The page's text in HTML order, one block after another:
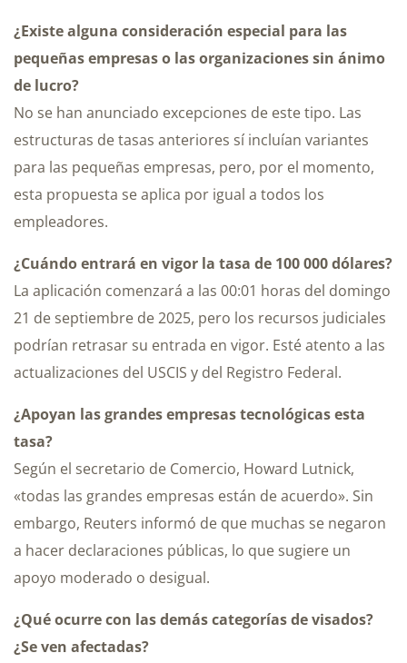
¿Existe alguna consideración especial para las
pequeñas empresas o las organizaciones sin ánimo
de lucro?
No se han anunciado excepciones de este tipo. Las
estructuras de tasas anteriores sí incluían variantes
para las pequeñas empresas, pero, por el momento,
esta propuesta se aplica por igual a todos los
empleadores.
¿Cuándo entrará en vigor la tasa de 100 000 dólares?
La aplicación comenzará a las 00:01 horas del domingo
21 de septiembre de 2025, pero los recursos judiciales
podrían retrasar su entrada en vigor. Esté atento a las
actualizaciones del USCIS y del Registro Federal.
¿Apoyan las grandes empresas tecnológicas esta
tasa?
Según el secretario de Comercio, Howard Lutnick,
«todas las grandes empresas están de acuerdo». Sin
embargo, Reuters informó de que muchas se negaron
a hacer declaraciones públicas, lo que sugiere un
apoyo moderado o desigual.
¿Qué ocurre con las demás categorías de visados?
¿Se ven afectadas?